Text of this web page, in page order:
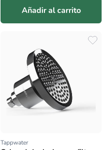
Añadir al carrito
Proveedor:
Tappwater